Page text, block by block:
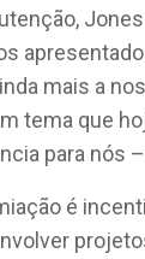
mais a
tema que
para nós –
é